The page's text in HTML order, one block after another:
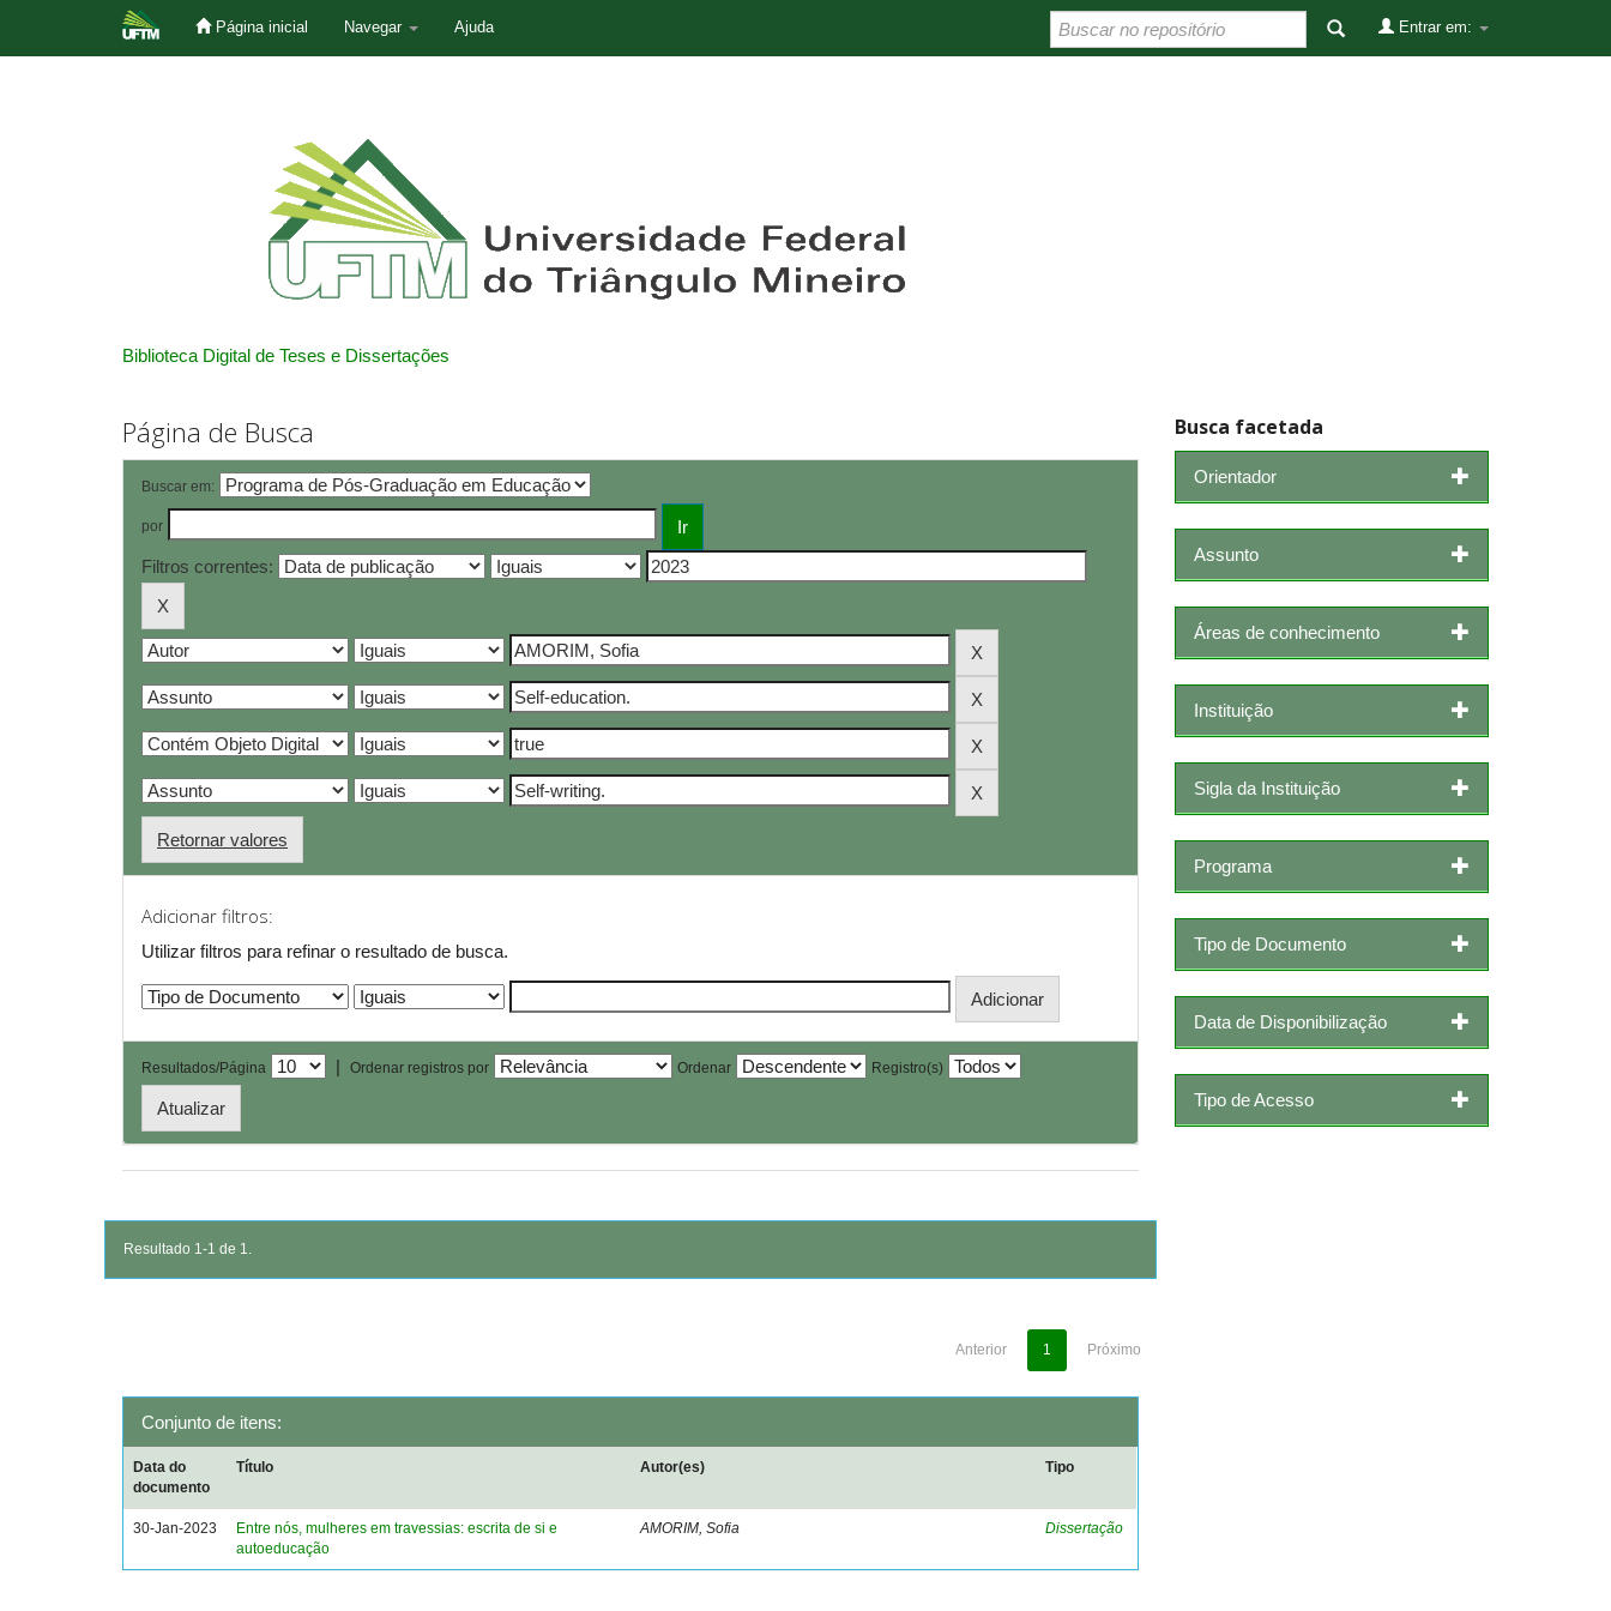
Página inicial Navegar Ajuda Entrar em:
Biblioteca Digital de Teses e Dissertações
Página de Busca
Buscar em:
por
Filtros correntes:
Retornar valores
Adicionar filtros:
Utilizar filtros para refinar o resultado de busca.
Resultados/Página | Ordenar registros por Ordenar Registro(s)
Resultado 1-1 de 1.
Anterior 1 Próximo
Conjunto de itens:
Data do
documento
Título Autor(es) Tipo
30-Jan-2023
Entre nós, mulheres em travessias: escrita de si e
autoeducação
AMORIM, Sofia Dissertação
Busca facetada
Orientador
Assunto
Áreas de conhecimento
Instituição
Sigla da Instituição
Programa
Tipo de Documento
Data de Disponibilização
Tipo de Acesso